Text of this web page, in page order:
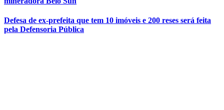
Defesa de ex-prefeita que tem 10 imóveis e 200 reses será feita
pela Defensoria Pública